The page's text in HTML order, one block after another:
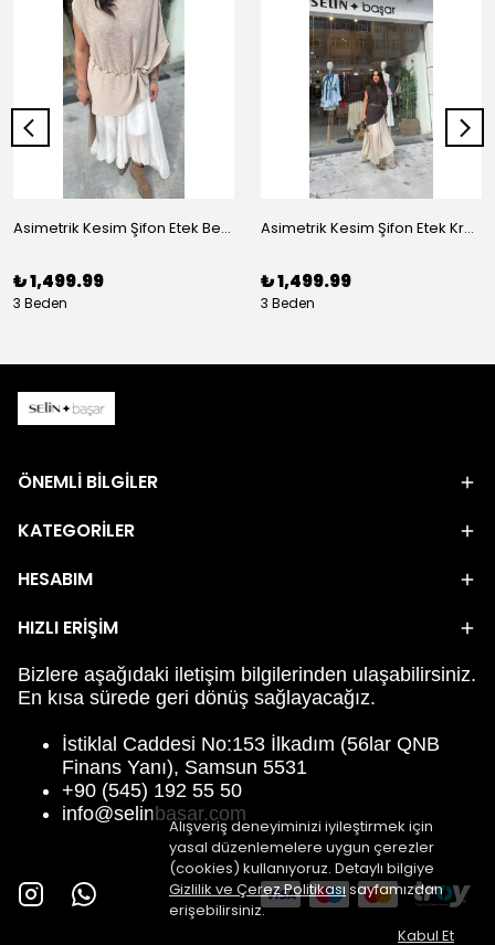
Alışveriş deneyiminizi iyileştirmek için
yasal düzenlemelere uygun çerezler
(cookies) kullanıyoruz. Detaylı bilgiye
Gizlilik ve Çerez Politikasısayfamızdan
erişebilirsiniz.
Kabul Et
Asimetrik Kesim Şifon Etek Beyaz
₺ 1,499.99
3 Beden
Asimetrik Kesim Şifon Etek Krem
₺ 1,499.99
3 Beden
ÖNEMLİ BİLGİLER
KATEGORİLER
HESABIM
HIZLI ERİŞİM
Bizlere aşağıdaki iletişim bilgilerinden ulaşabilirsiniz.
En kısa sürede geri dönüş sağlayacağız.
İstiklal Caddesi No:153 İlkadım (56lar QNB
Finans Yanı), Samsun 5531
+90 (545) 192 55 50
info@selinbasar.com